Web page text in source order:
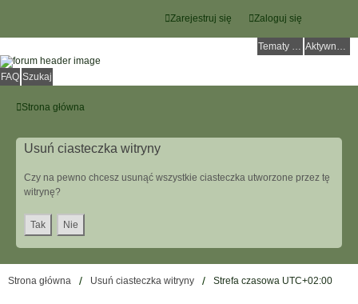
Zaloguj się
Zarejestruj się
Tematy bez odpowiedzi Aktywne tematy
FAQ Szukaj
Strona główna
Usuń ciasteczka witryny
Czy na pewno chcesz usunąć wszystkie ciasteczka utworzone przez tę
witrynę?
Strona główna Usuń ciasteczka witryny Strefa czasowa UTC+02:00